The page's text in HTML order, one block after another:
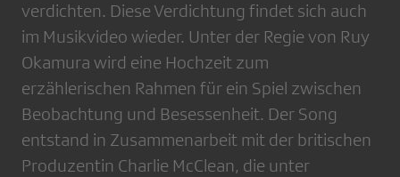
verdichten. Diese Verdichtung findet sich auch
im Musikvideo wieder. Unter der Regie von Ruy
Okamura wird eine Hochzeit zum
erzählerischen Rahmen für ein Spiel zwischen
Beobachtung und Besessenheit. Der Song
entstand in Zusammenarbeit mit der britischen
Produzentin Charlie McClean, die unter